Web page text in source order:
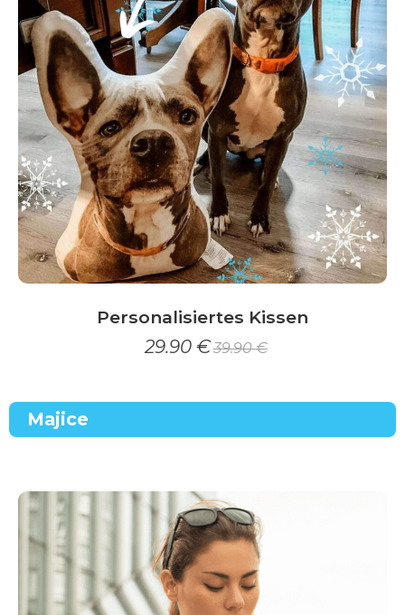
auf
der
Produktseite
gewählt
werden
Personalisiertes Kissen
29.90 €39.90€
Majice